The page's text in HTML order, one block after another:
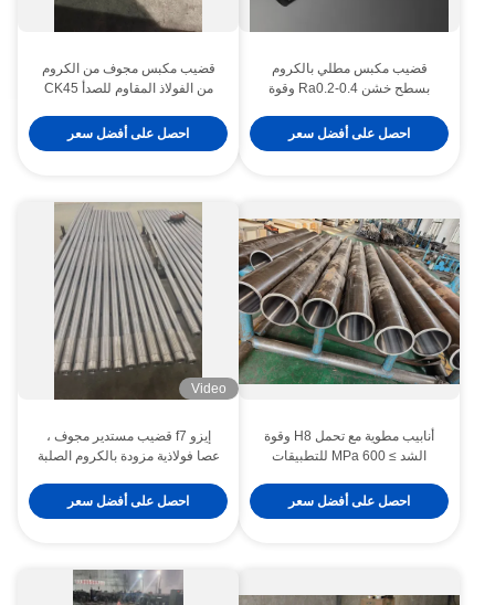
قضيب مكبس مطلي بالكروم
بسطح خشن Ra0.2-0.4 وقوة
وتفاوت قطر F7 للأنظمة
الهيدروليكية
احصل على أفضل سعر
قضيب مكبس مجوف من الكروم
من الفولاذ المقاوم للصدأ CK45
وتفاوت دقيق لأعمدة الأسطوانات
الهيدروليكية
احصل على أفضل سعر
أنابيب مطوية مع تحمل H8 وقوة
الشد ≥ 600 MPa للتطبيقات
احصل على أفضل سعر
Video
إيزو f7 قضيب مستدير مجوف ،
عصا فولاذية مزودة بالكروم الصلبة
احصل على أفضل سعر